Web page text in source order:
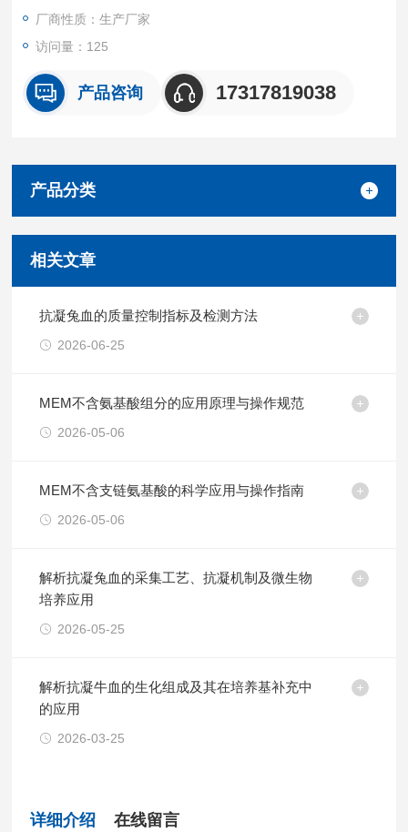
厂商性质：生产厂家
访问量：125
产品咨询 17317819038
产品分类
相关文章
抗凝兔血的质量控制指标及检测方法
2026-06-25
MEM不含氨基酸组分的应用原理与操作规范
2026-05-06
MEM不含支链氨基酸的科学应用与操作指南
2026-05-06
解析抗凝兔血的采集工艺、抗凝机制及微生物
培养应用
2026-05-25
解析抗凝牛血的生化组成及其在培养基补充中
的应用
2026-03-25
详细介绍 在线留言